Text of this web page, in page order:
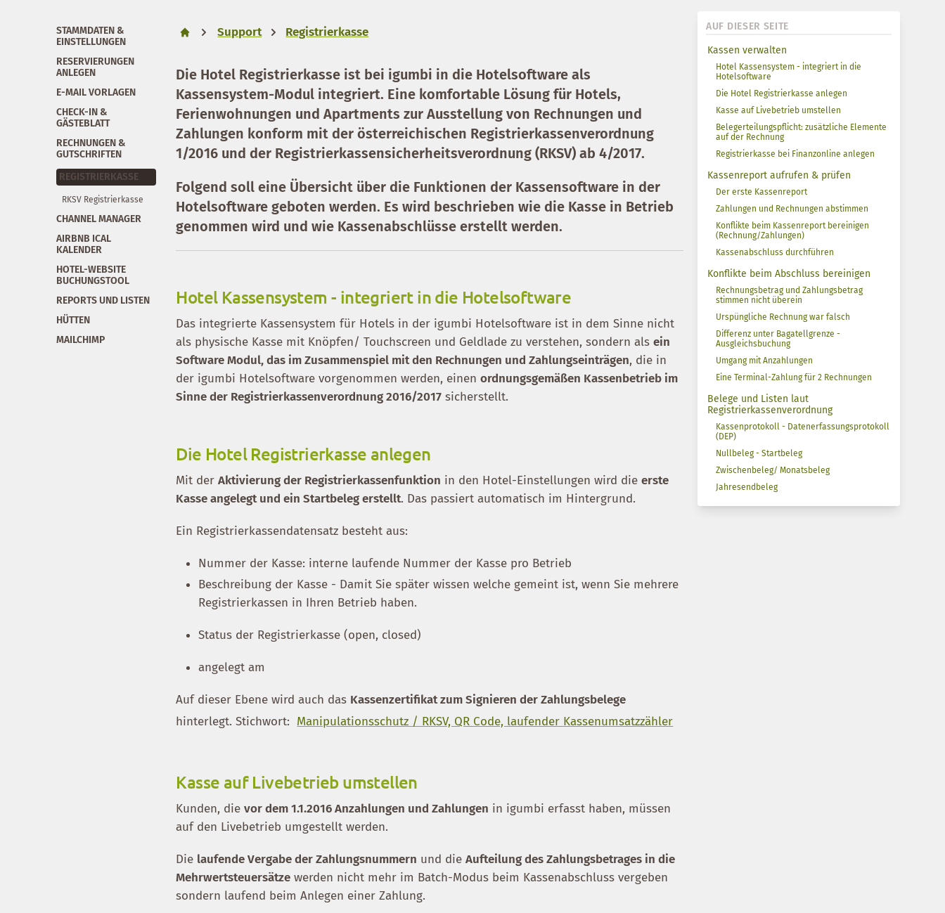
AUF DIESER SEITE
Kassen verwalten
Hotel Kassensystem - integriert in die
Hotelsoftware
Die Hotel Registrierkasse anlegen
Kasse auf Livebetrieb umstellen
Belegerteilungspflicht: zusätzliche Elemente
auf der Rechnung
Registrierkasse bei Finanzonline anlegen
Kassenreport aufrufen & prüfen
Der erste Kassenreport
Zahlungen und Rechnungen abstimmen
Konflikte beim Kassenreport bereinigen
(Rechnung/Zahlungen)
Kassenabschluss durchführen
Konflikte beim Abschluss bereinigen
Rechnungsbetrag und Zahlungsbetrag
stimmen nicht überein
Urspüngliche Rechnung war falsch
Differenz unter Bagatellgrenze -
Ausgleichsbuchung
Umgang mit Anzahlungen
Eine Terminal-Zahlung für 2 Rechnungen
Belege und Listen laut
Registrierkassenverordnung
Kassenprotokoll - Datenerfassungsprotokoll
(DEP)
Nullbeleg - Startbeleg
Zwischenbeleg/ Monatsbeleg
Jahresendbeleg
STAMMDATEN &
EINSTELLUNGEN
RESERVIERUNGEN
ANLEGEN
E-MAIL VORLAGEN
CHECK-IN &
GÄSTEBLATT
RECHNUNGEN &
GUTSCHRIFTEN
REGISTRIERKASSE
RKSV Registrierkasse
CHANNEL MANAGER
AIRBNB ICAL
KALENDER
HOTEL-WEBSITE
BUCHUNGSTOOL
REPORTS UND LISTEN
HÜTTEN
MAILCHIMP
Support Registrierkasse
Die Hotel Registrierkasse ist bei igumbi in die Hotelsoftware als
Kassensystem-Modul integriert. Eine komfortable Lösung für Hotels,
Ferienwohnungen und Apartments zur Ausstellung von Rechnungen und
Zahlungen konform mit der österreichischen Registrierkassenverordnung
1/2016 und der Registrierkassensicherheitsverordnung (RKSV) ab 4/2017.
Folgend soll eine Übersicht über die Funktionen der Kassensoftware in der
Hotelsoftware geboten werden. Es wird beschrieben wie die Kasse in Betrieb
genommen wird und wie Kassenabschlüsse erstellt werden.
Hotel Kassensystem - integriert in die Hotelsoftware
Das integrierte Kassensystem für Hotels in der igumbi Hotelsoftware ist in dem Sinne nicht
als physische Kasse mit Knöpfen/ Touchscreen und Geldlade zu verstehen, sondern alsein
Software Modul, das im Zusammenspiel mit den Rechnungen und Zahlungseinträgen, die in
der igumbi Hotelsoftware vorgenommen werden, einenordnungsgemäßen Kassenbetrieb im
Sinne der Registrierkassenverordnung 2016/2017 sicherstellt.
Die Hotel Registrierkasse anlegen
Mit derAktivierung der Registrierkassenfunktion in den Hotel-Einstellungen wird dieerste
Kasse angelegt und ein Startbeleg erstellt. Das passiert automatisch im Hintergrund.
Ein Registrierkassendatensatz besteht aus:
Nummer der Kasse: interne laufende Nummer der Kasse pro Betrieb
Beschreibung der Kasse - Damit Sie später wissen welche gemeint ist, wenn Sie mehrere
Registrierkassen in Ihren Betrieb haben.
Status der Registrierkasse (open, closed)
angelegt am
Auf dieser Ebene wird auch das Kassenzertifikat zum Signieren der Zahlungsbelege
hinterlegt. Stichwort: Manipulationsschutz / RKSV, QR Code, laufender Kassenumsatzzähler
Kasse auf Livebetrieb umstellen
Kunden, dievor dem 1.1.2016 Anzahlungen und Zahlungen in igumbi erfasst haben, müssen
auf den Livebetrieb umgestellt werden.
Die laufende Vergabe der Zahlungsnummern und dieAufteilung des Zahlungsbetrages in die
Mehrwertsteuersätze werden nicht mehr im Batch-Modus beim Kassenabschluss vergeben
sondern laufend beim Anlegen einer Zahlung.